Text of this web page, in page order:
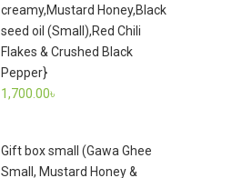
creamy,Mustard Honey,Black
seed oil (Small),Red Chili
Flakes & Crushed Black
Pepper}
1,700.00৳
Gift box small (Gawa Ghee
Small, Mustard Honey &